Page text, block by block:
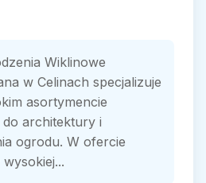
Wiklinowe
w Celinach specjalizuje
asortymencie
architektury i
ogrodu. W ofercie